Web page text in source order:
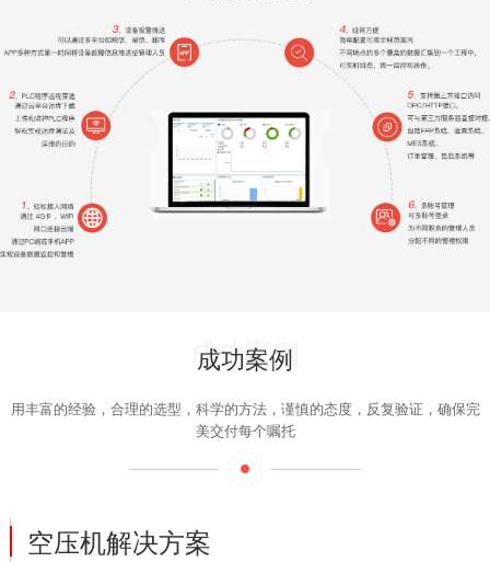
成功案例
成功案例
用丰富的经验，合理的选型，科学的方法，谨慎的态度，反复验证，确保完
美交付每个嘱托
空压机解决方案